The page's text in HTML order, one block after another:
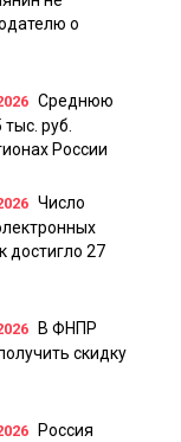
о
Среднюю
руб.
России
Число
достигло 27
В ФНПР
скидку
Россия